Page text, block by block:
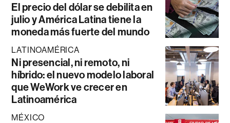
El precio del dólar se debilita en
julio y América Latina tiene la
moneda más fuerte del mundo
LATINOAMÉRICA
Ni presencial, ni remoto, ni
híbrido: el nuevo modelo laboral
que WeWork ve crecer en
Latinoamérica
MÉXICO